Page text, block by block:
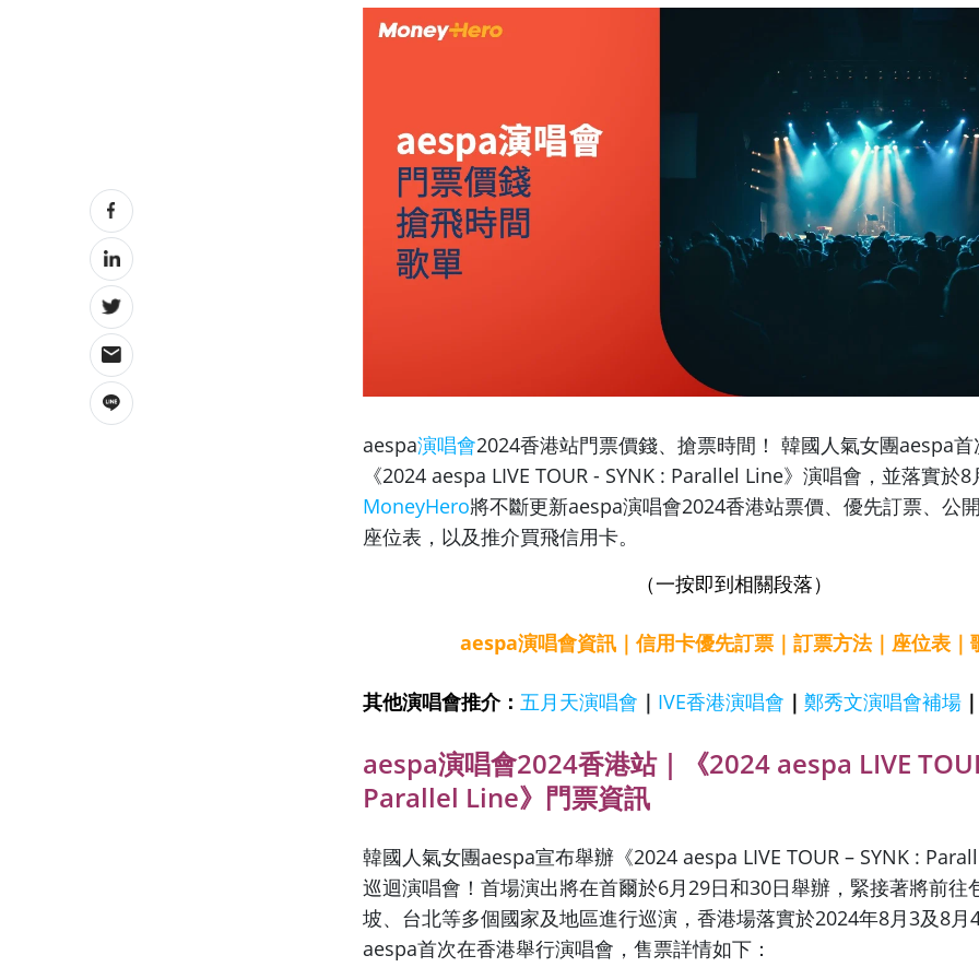
aespa演唱會2024香港站門票價錢、搶票時間！ 韓國人氣女團aespa首
《2024 aespa LIVE TOUR - SYNK : Parallel Line》演唱會，並落實於8
MoneyHero將不斷更新aespa演唱會2024香港站票價、優先訂票、公
座位表，以及推介買飛信用卡。
（一按即到相關段落）
aespa演唱會資訊｜ 信用卡優先訂票｜ 訂票方法｜ 座位表｜
其他演唱會推介： 五月天演唱會 ｜ IVE香港演唱會 ｜ 鄭秀文演唱會補場
aespa演唱會2024香港站｜《2024 aespa LIVE
Parallel Line》門票資訊
韓國人氣女團aespa宣布舉辦《2024 aespa LIVE TOUR – SYNK :
巡迴演唱會！首場演出將在首爾於6月29日和30日舉辦，緊接著將前往
坡、台北等多個國家及地區進行巡演，香港場落實於2024年8月3及8月
aespa首次在香港舉行演唱會，售票詳情如下：